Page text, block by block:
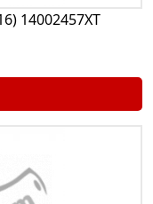
14002457XT